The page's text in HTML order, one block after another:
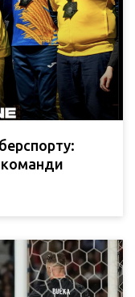
команди